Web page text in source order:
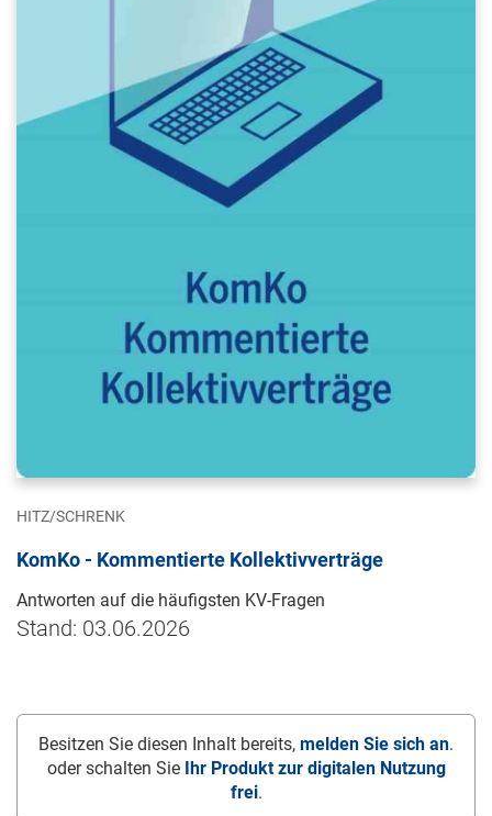
HITZ/SCHRENK
KomKo - Kommentierte Kollektivverträge
Antworten auf die häufigsten KV-Fragen
Stand: 03.06.2026
Besitzen Sie diesen Inhalt bereits, melden Sie sich an.
oder schalten Sie
Ihr Produkt zur digitalen Nutzung
frei.